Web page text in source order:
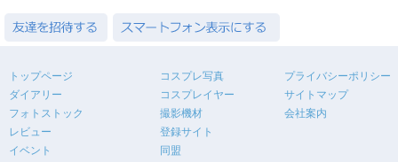
トップページ
ダイアリー
フォトストック
レビュー
イベント
コスプレ写真
コスプレイヤー
撮影機材
登録サイト
同盟
プライバシーポリシー
サイトマップ
会社案内